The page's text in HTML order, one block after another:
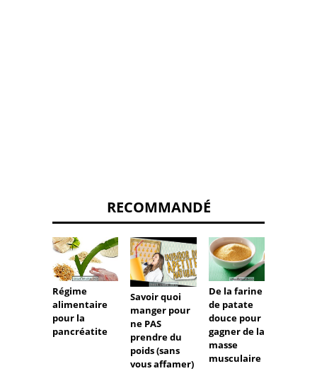
RECOMMANDÉ
Régime
alimentaire
pour la
pancréatite
Savoir quoi
manger pour
ne PAS
prendre du
poids (sans
vous affamer)
De la farine
de patate
douce pour
gagner de la
masse
musculaire